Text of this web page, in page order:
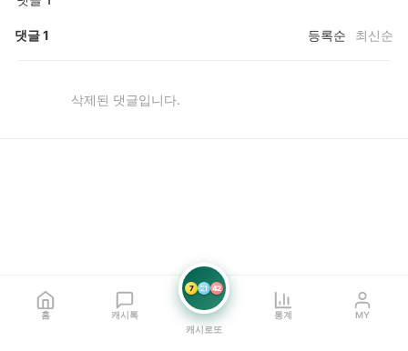
댓글1 등록순 최신순
삭제된 댓글입니다.
홈 캐시톡
7 21 42
캐시로또
통계 MY